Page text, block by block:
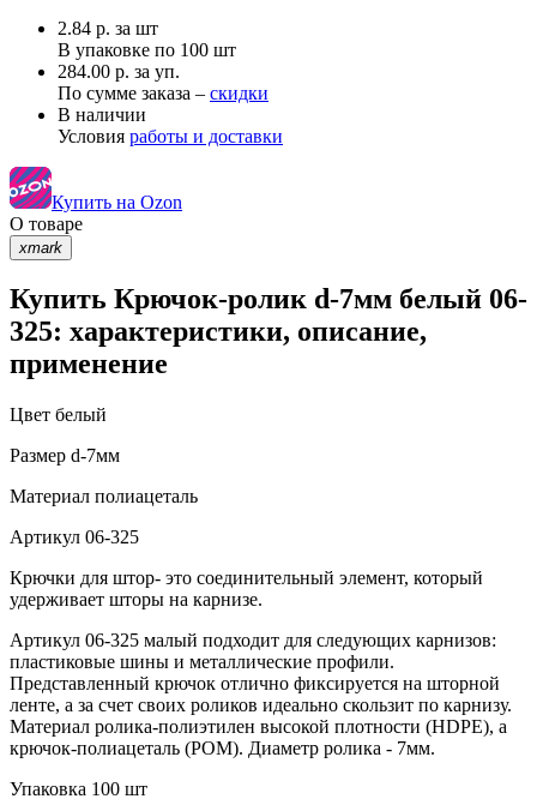
2.84 р. за шт
В упаковке по 100 шт
284.00 р. за уп.
По сумме заказа – скидки
В наличии
Условия работы и доставки
Купить на Ozon
О товаре
xmark
Купить Крючок-ролик d-7мм белый 06-
325: характеристики, описание,
применение
Цвет белый
Размер d-7мм
Материал полиацеталь
Артикул 06-325
Крючки для штор- это соединительный элемент, который
удерживает шторы на карнизе.
Артикул 06-325 малый подходит для следующих карнизов:
пластиковые шины и металлические профили.
Представленный крючок отлично фиксируется на шторной
ленте, а за счет своих роликов идеально скользит по карнизу.
Материал ролика-полиэтилен высокой плотности (HDPE), а
крючок-полиацеталь (POM). Диаметр ролика - 7мм.
Упаковка 100 шт